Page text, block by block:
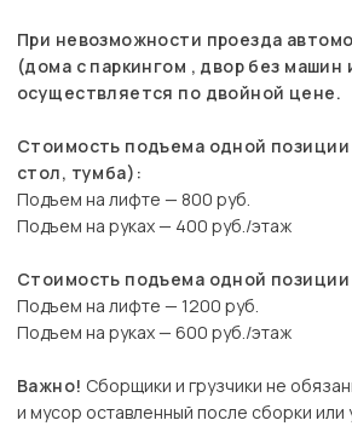
При невозможности проезда
(дома с паркингом , двор без машин
осуществляется по двойной цене.
Стоимость подъема одной позиции
стол, тумба):
Подъем на лифте — 800 руб.
Подъем на руках — 400 руб./этаж
Стоимость подъема одной
Подъем на лифте — 1200 руб.
Подъем на руках — 600 руб./этаж
Важно! Сборщики и грузчики не
и мусор оставленный после сборки или